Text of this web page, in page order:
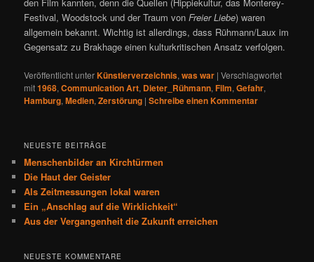
Festival, Woodstock und der Traum vonFreier Liebe) waren
allgemein bekannt. Wichtig ist allerdings, dass Rühmann/Laux im
Gegensatz zu Brakhage einen kulturkritischen Ansatz verfolgen.
Veröffentlicht unterKünstlerverzeichnis,was war |Verschlagwortet
mit1968,Communication Art, Dieter_Rühmann,Film,Gefahr,
Hamburg,Medien,Zerstörung |Schreibe einen Kommentar
NEUESTE BEITRÄGE
Menschenbilder an Kirchtürmen
Die Haut der Geister
Als Zeitmessungen lokal waren
Ein „Anschlag auf die Wirklichkeit“
Aus der Vergangenheit die Zukunft erreichen
NEUESTE KOMMENTARE